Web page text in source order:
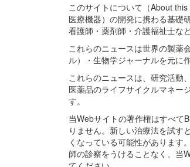
このサイトについて（About
医療機器）の開発に携わる基礎
看護師・薬剤師・介護福祉士な
これらのニュースは世界の製薬
ル）・生物学ジャーナルを元に
これらのニュースは、研究活動
医薬品のライフサイクルマネー
す。
当Webサイトの著作権はすべて
りません。新しい治療法を試す
くなっている可能性があります
師の診察をうけることなく、当